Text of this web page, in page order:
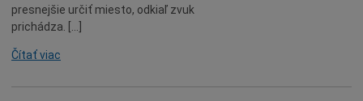
presnejšie určiť miesto, odkiaľ zvuk
prichádza. […]
Čítať viac